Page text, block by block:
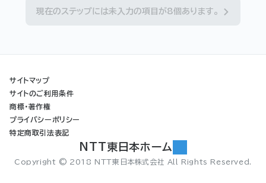
現在のステップには未入力の項目が8個あります。
サイトマップ
サイトのご利用条件
商標・著作権
プライバシーポリシー
特定商取引法表記
NTT東日本ホーム
Copyright © 2018 NTT東日本株式会社 All Rights Reserved.